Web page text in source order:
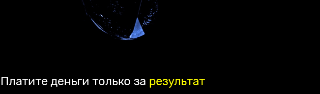
Платите деньги только за результат